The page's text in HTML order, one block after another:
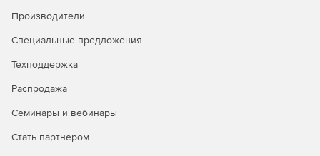
Производители
Специальные предложения
Техподдержка
Распродажа
Семинары и вебинары
Стать партнером